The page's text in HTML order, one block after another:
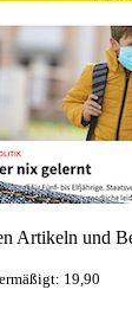
Artikeln und
19,90